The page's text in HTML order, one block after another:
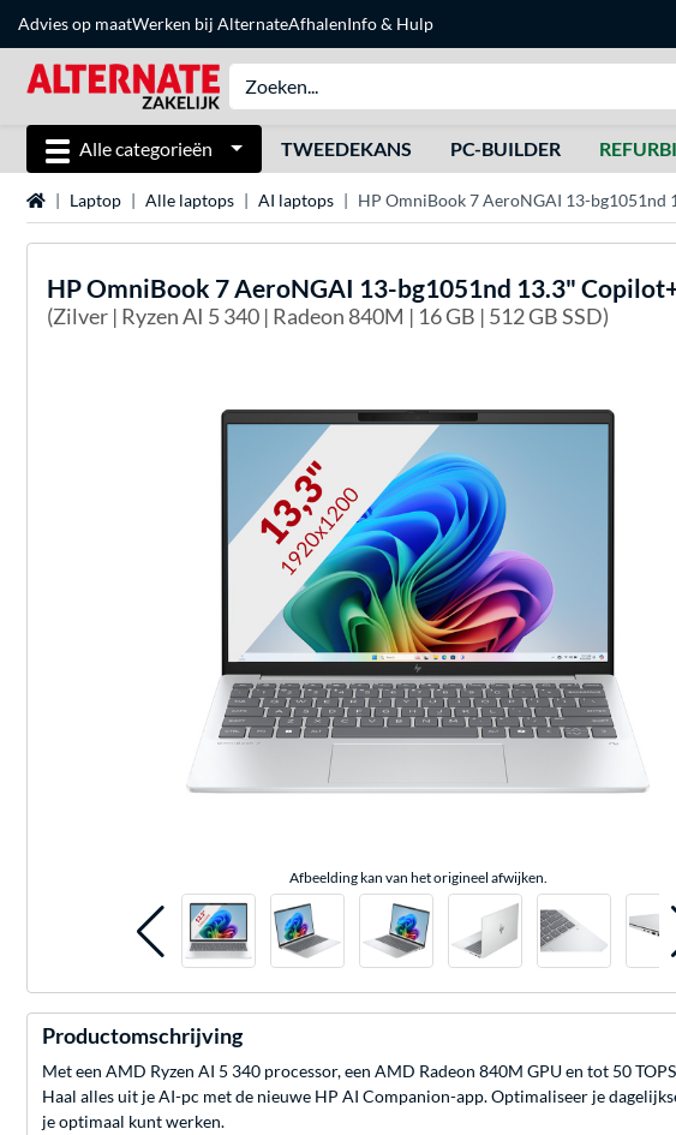
Advies op maatWerken bij AlternateAfhalenInfo & Hulp
Alle categorieën TWEEDEKANS PC-BUILDER
Home Laptop Alle laptops AI laptops HP OmniBook 7 AeroNGAI 13-bg1051nd
HPOmniBook 7 AeroNGAI 13-bg1051nd 13.3"
(Zilver | Ryzen AI 5 340 | Radeon 840M | 16 GB | 512 GB SSD)
Afbeelding kan van het origineel afwijken.
Productomschrijving
Met een AMD Ryzen AI 5 340 processor, een AMD Radeon 840M GPU en tot 50
Haal alles uit je AI-pc met de nieuwe HP AI Companion-app. Optimaliseer je
je optimaal kunt werken.